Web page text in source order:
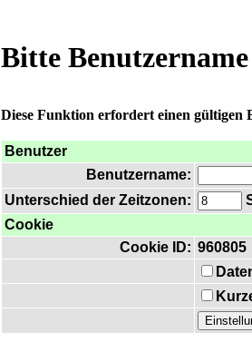
Bitte
Diese Funktion erfordert einen gültigen
Benutzer
Benutzername:
Unterschied der Zeitzonen:
Cookie
Cookie ID: 960805